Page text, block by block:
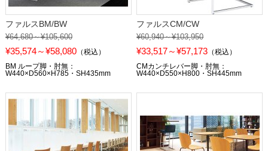
ファルスBM/BW
¥64,680～¥105,600
¥35,574～¥58,080（税込）
BM ループ脚・肘無：
W440×D560×H785・SH435mm
ファルスCM/CW
¥60,940～¥103,950
¥33,517～¥57,173 （税込）
CMカンチレバー脚・肘無：
W440×D550×H800・SH445mm